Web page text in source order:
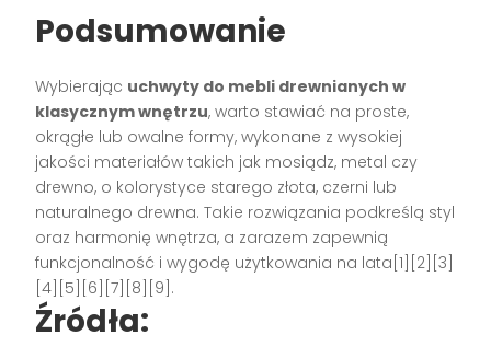
Podsumowanie
Wybierając uchwyty do mebli drewnianych w
klasycznym wnętrzu, warto stawiać na proste,
okrągłe lub owalne formy, wykonane z wysokiej
jakości materiałów takich jak mosiądz, metal czy
drewno, o kolorystyce starego złota, czerni lub
naturalnego drewna. Takie rozwiązania podkreślą styl
oraz harmonię wnętrza, a zarazem zapewnią
funkcjonalność i wygodę użytkowania na lata[1][2][3]
[4][5][6][7][8][9].
Źródła: